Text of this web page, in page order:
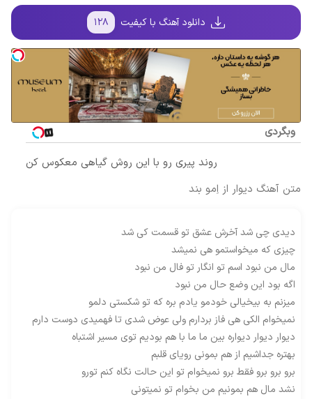
دانلود آهنگ با کیفیت ۱۲۸
وبگردی
روند پیری رو با این روش گیاهی معکوس کن
متن آهنگ دیوار از اِمو بند
دیدی چی شد آخرش عشق تو قسمت کی شد
چیزی که میخواستمو هی نمیشد
مال من نبود اسم تو انگار تو فال من نبود
اگه بود این وضع حال من نبود
میزنم به بیخیالی خودمو یادم بره که تو شکستی دلمو
نمیخوام الکی هی فاز بردارم ولی عوض شدی تا فهمیدی دوست دارم
دیوار دیوار دیواره بین ما ما با هم بودیم توی مسیر اشتباه
بهتره جداشیم از هم بمونی رویای قلبم
برو برو برو فقط برو نمیخوام تو این حالت نگاه کنم تورو
نشد مال هم بمونیم من بخوام تو نمیتونی